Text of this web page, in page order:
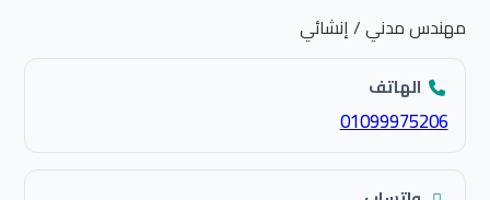
مهندس مدني / إنشائي
الهاتف
01099975206